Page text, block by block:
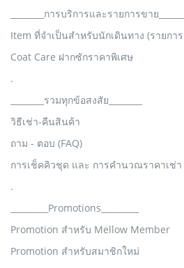
________การบริการและรายการขาย
Item ที่จำเป็นสำหรับนักเดินทาง (รายกา
Coat Care ฝากซักราคาพิเศษ
.
________รวมทุกข้อสงสัย________
วิธีเช่า-คืนสินค้า
ถาม - ตอบ (FAQ)
การเช็คคิวชุด และ การคำนวณราคาเช่า
.
_________Promotions_________
Promotion สำหรับ Mellow Member
Promotion สำหรับสมาชิกใหม่